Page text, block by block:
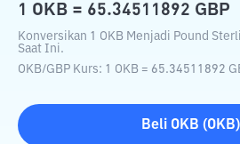
1 OKB = 65.34511892 GBP
Konversikan 1 OKB Menjadi Pound
Saat Ini.
OKB/GBP Kurs: 1 OKB = 65.34511892
Beli OKB (OKB)